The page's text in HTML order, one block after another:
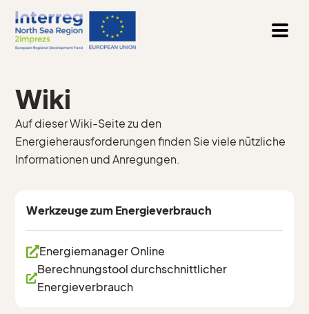
Wiki
Auf dieser Wiki-Seite zu den
Energieherausforderungen finden Sie viele nützliche
Informationen und Anregungen.
Werkzeuge zum Energieverbrauch
Energiemanager Online
Berechnungstool durchschnittlicher
Energieverbrauch